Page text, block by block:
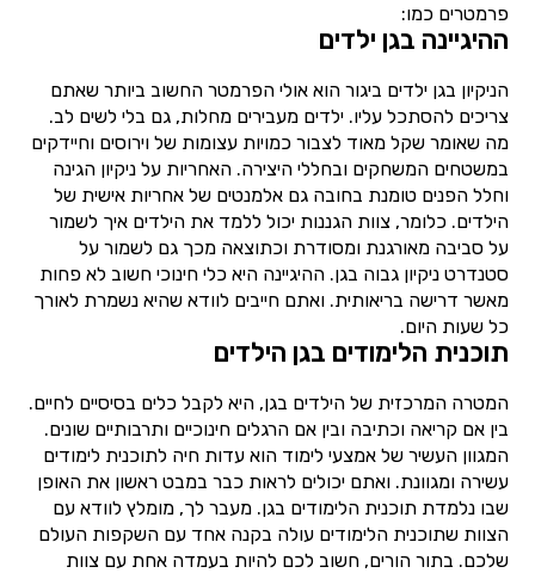
פרמטרים כמו:
ההיגיינה בגן ילדים
הניקיון בגן ילדים ביגור הוא אולי הפרמטר החשוב ביותר שאתם
צריכים להסתכל עליו. ילדים מעבירים מחלות, גם בלי לשים לב.
מה שאומר שקל מאוד לצבור כמויות עצומות של וירוסים וחיידקים
במשטחים המשחקים ובחללי היצירה. האחריות על ניקיון הגינה
וחלל הפנים טומנת בחובה גם אלמנטים של אחריות אישית של
הילדים. כלומר, צוות הגננות יכול ללמד את הילדים איך לשמור
על סביבה מאורגנת ומסודרת וכתוצאה מכך גם לשמור על
סטנדרט ניקיון גבוה בגן. ההיגיינה היא כלי חינוכי חשוב לא פחות
מאשר דרישה בריאותית. ואתם חייבים לוודא שהיא נשמרת לאורך
כל שעות היום.
תוכנית הלימודים בגן הילדים
המטרה המרכזית של הילדים בגן, היא לקבל כלים בסיסיים לחיים.
בין אם קריאה וכתיבה ובין אם הרגלים חינוכיים ותרבותיים שונים.
המגוון העשיר של אמצעי לימוד הוא עדות חיה לתוכנית לימודים
עשירה ומגוונת. ואתם יכולים לראות כבר במבט ראשון את האופן
שבו נלמדת תוכנית הלימודים בגן. מעבר לך, מומלץ לוודא עם
הצוות שתוכנית הלימודים עולה בקנה אחד עם השקפות העולם
שלכם. בתור הורים, חשוב לכם להיות בעמדה אחת עם צוות